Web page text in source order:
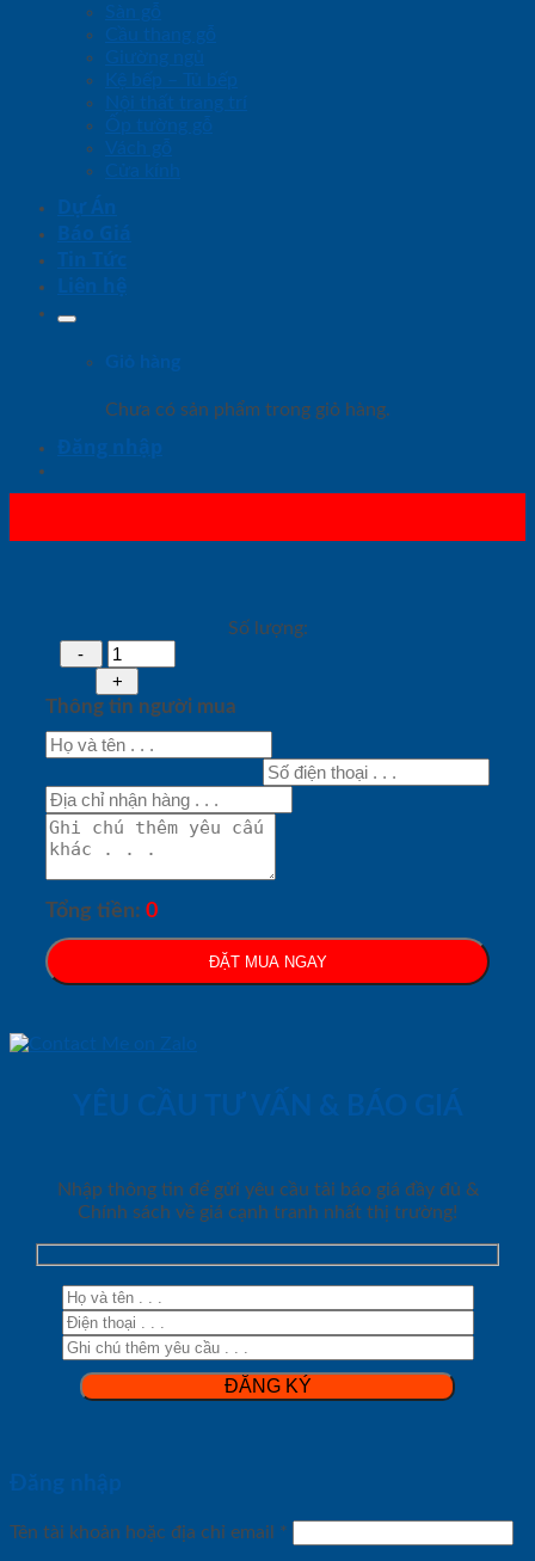
Sàn gỗ
Cầu thang gỗ
Giường ngủ
Kệ bếp – Tủ bếp
Nội thất trang trí
Ốp tường gỗ
Vách gỗ
Cửa kính
Dự Án
Báo Giá
Tin Tức
Liên hệ
Giỏ hàng
Chưa có sản phẩm trong giỏ hàng.
Đăng nhập
Số lượng:
Thông tin người mua
Tổng tiền: 0
ĐẶT MUA NGAY
YÊU CẦU TƯ VẤN & BÁO GIÁ
Nhập thông tin để gửi yêu cầu tải báo giá đầy đủ &
Chính sách về giá cạnh tranh nhất thị trường!
Đăng nhập
Tên tài khoản hoặc địa chỉ email *